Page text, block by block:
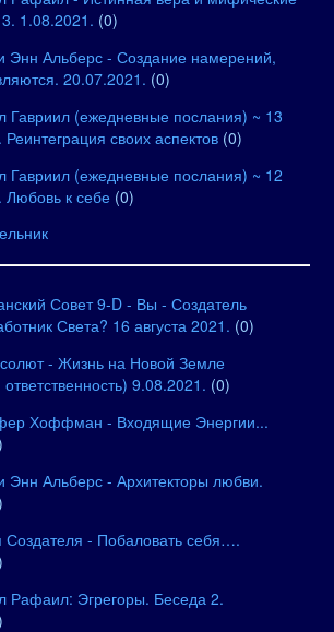
1.08.2021. (0)
Энн Альберс - Создание намерений,
20.07.2021. (0)
Гавриил (ежедневные послания) ~ 13
Реинтеграция своих аспектов (0)
Гавриил (ежедневные послания) ~ 12
Любовь к себе (0)
Совет 9-D - Вы - Создатель
Света? 16 августа 2021. (0)
- Жизнь на Новой Земле
9.08.2021. (0)
Хоффман - Входящие Энергии...
Энн Альберс - Архитекторы любви.
Создателя - Побаловать себя….
Рафаил: Эгрегоры. Беседа 2.